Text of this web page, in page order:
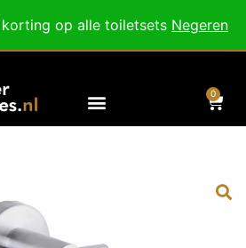
op alle toiletsets Negeren
in huis!
0